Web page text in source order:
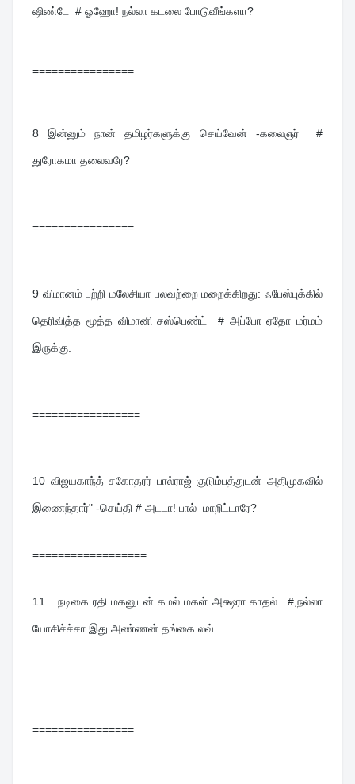
ஷிண்டே  # ஓஹோ! நல்லா கடலை போடுவீங்களா?
================
8 இன்னும் நான் தமிழர்களுக்கு செய்வேன் -கலைஞர்  #
துரோகமா தலைவரே?
================
9 விமானம் பற்றி மலேசியா பலவற்றை மறைக்கிறது: ஃபேஸ்புக்கில்
தெரிவித்த மூத்த விமானி சஸ்பெண்ட்  # அப்போ ஏதோ மர்மம்
இருக்கு.
=================
10 விஜயகாந்த் சகோதரர் பால்ராஜ் குடும்பத்துடன் அதிமுகவில்
இணைந்தார்" -செய்தி # அடடா! பால்  மாறிட்டாரே?
==================
11 நடிகை ரதி மகனுடன் கமல் மகள் அக்ஷரா காதல்.. #,நல்லா
யோசிச்ச்சா இது அண்ணன் தங்கை லவ்
================